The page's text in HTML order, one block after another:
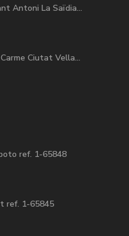
Antoni La Saïdia...
Ciutat Vella...
ref. 1-65848
ref. 1-65845